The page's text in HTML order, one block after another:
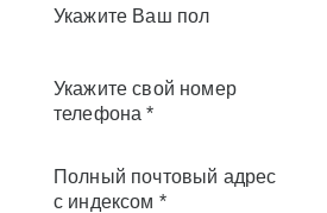
Укажите Ваш пол
Укажите свой номер
телефона *
Полный почтовый адрес
с индексом *